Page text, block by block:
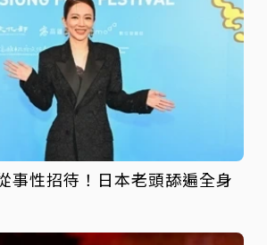
事性招待！日本老頭舔遍全身